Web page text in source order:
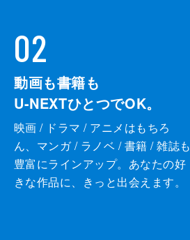
02
動画も書籍も
U-NEXTひとつでOK。
映画 / ドラマ / アニメはもちろ
ん、マンガ / ラノベ / 書籍 / 雑誌も
豊富にラインアップ。あなたの好
きな作品に、きっと出会えます。